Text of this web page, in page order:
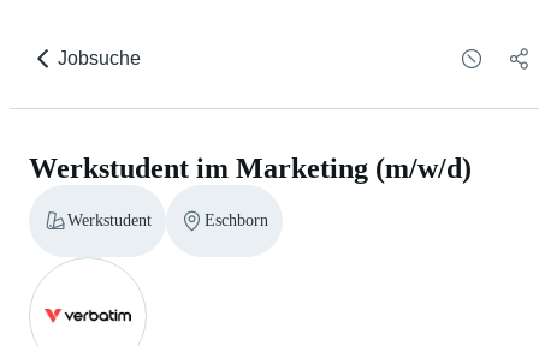
Jobsuche
Werkstudent im Marketing (m/w/d)
Werkstudent Eschborn